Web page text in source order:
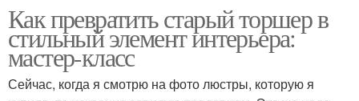
Как превратить старый торшер в
стильный элемент интерьера:
мастер-класс
Сейчас, когда я смотрю на фото люстры, которую я